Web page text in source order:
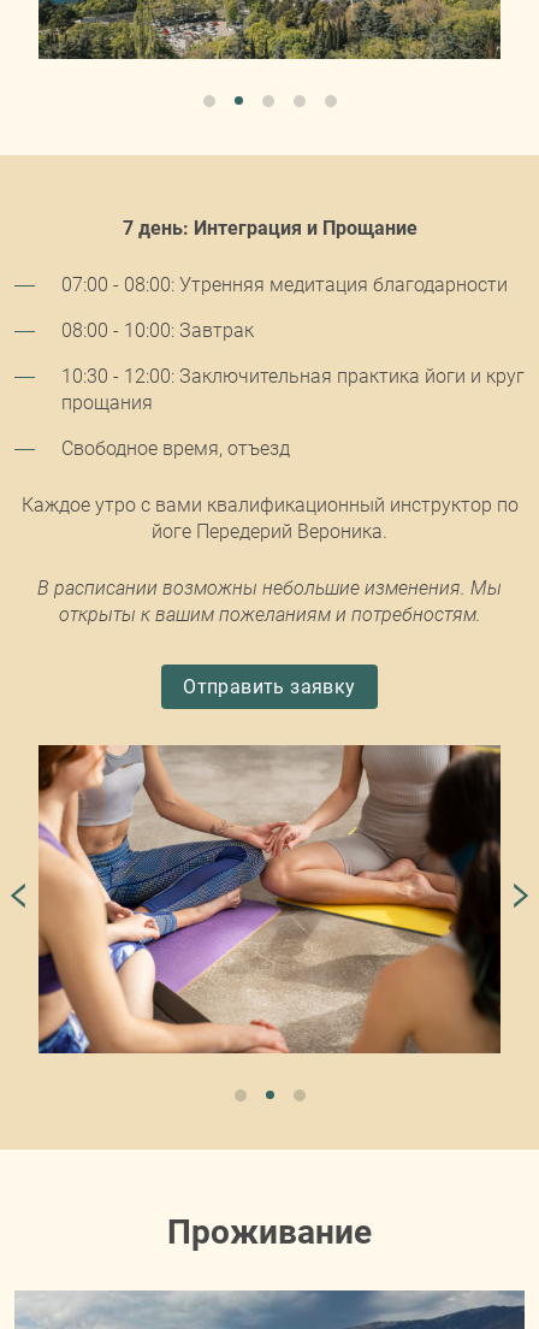
7 день: Интеграция и Прощание
07:00 - 08:00: Утренняя медитация благодарности
08:00 - 10:00: Завтрак
10:30 - 12:00: Заключительная практика йоги и круг
прощания
Свободное время, отъезд
Каждое утро с вами квалификационный инструктор по
йоге Передерий Вероника.
В расписании возможны небольшие изменения. Мы
открыты к вашим пожеланиям и потребностям.
Отправить заявку
Проживание